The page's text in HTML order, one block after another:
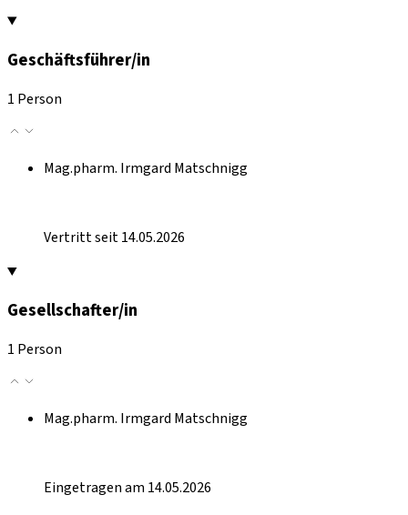
Geschäftsführer/in
1 Person
Mag.pharm. Irmgard Matschnigg
Vertritt seit 14.05.2026
Gesellschafter/in
1 Person
Mag.pharm. Irmgard Matschnigg
Eingetragen am 14.05.2026